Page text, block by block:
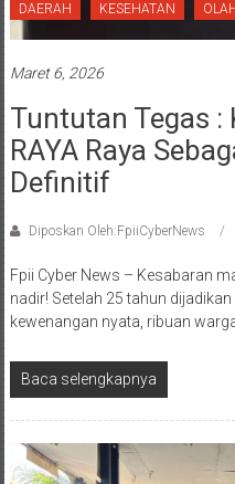
DAERAH KESEHATAN
Maret 6, 2026
Tuntutan Tegas :
RAYA Raya
Definitif
Diposkan Oleh:FpiiCyberNews
Fpii Cyber News – Kesabaran
nadir! Setelah 25 tahun
kewenangan nyata, ribuan
Baca selengkapnya